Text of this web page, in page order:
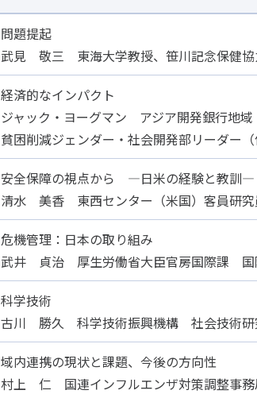
問題提起
武見 敬三 東海大学教授、笹川記念保健協
経済的なインパクト
ジャック・ヨーグマン アジア開発銀行地域
貧困削減ジェンダー・社会開発部リーダー（
安全保障の視点から ―日米の経験と教訓―
清水 美香 東西センター（米国）客員
危機管理：日本の取り組み
武井 貞治 厚生労働省大臣官房国際課 国
科学技術
古川 勝久 科学技術振興機構 社会技術研
域内連携の現状と課題、今後の方向性
村上 仁 国連インフルエンザ対策調整事